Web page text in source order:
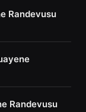
Randevusu
Randevusu